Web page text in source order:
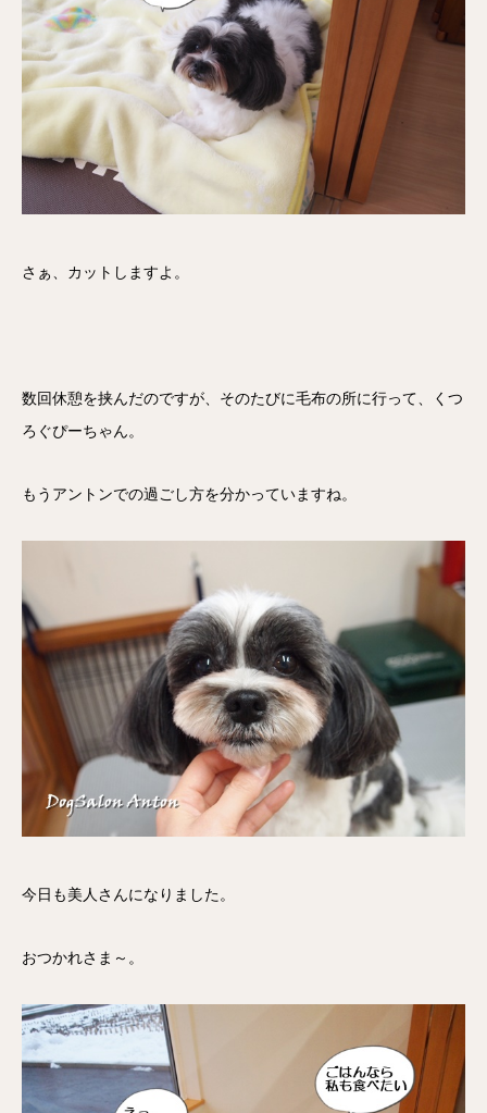
さぁ、カットしますよ。
数回休憩を挟んだのですが、そのたびに毛布の所に行って、くつ
ろぐぴーちゃん。
もうアントンでの過ごし方を分かっていますね。
今日も美人さんになりました。
おつかれさま～。